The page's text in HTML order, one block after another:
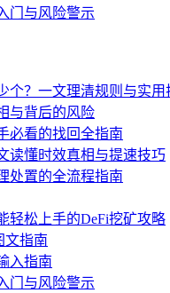
门与风险警示
个？一文理清规则与实用
与背后的风险
必看的找回全指南
读懂时效真相与提速技巧
处置的全流程指南
轻松上手的DeFi挖矿攻略
文指南
入指南
门与风险警示